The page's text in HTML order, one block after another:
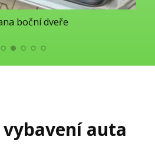
boční dveře
auta